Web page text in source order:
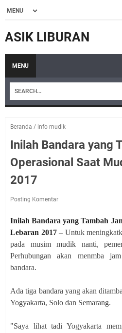
ASIK LIBURAN
MENU
Beranda / info mudik
Inilah Bandara yang
Operasional Saat
2017
Posting Komentar
Inilah Bandara yang Tambah
Lebaran 2017– Untuk
pada musim mudik nanti,
Perhubungan akan menmba
bandara.
Ada tiga bandara yang akan
Yogyakarta, Solo dan Semarang.
"Saya lihat tadi Yogyakarta